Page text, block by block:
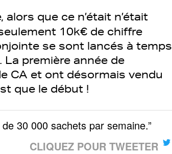
que ce n’était n’était
10k€ de chiffre
se sont lancés à temps
La première année de
CA et ont désormais vendu
que le début !
30 000 sachets par semaine.”
CLIQUEZ POUR TWEETER